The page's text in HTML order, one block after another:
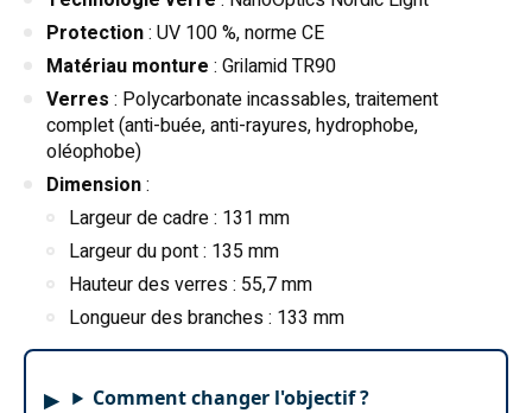
Protection: UV 100 %, norme CE
Matériau monture : Grilamid TR90
Verres : Polycarbonate incassables, traitement
complet (anti-buée, anti-rayures, hydrophobe,
oléophobe)
Dimension:
Largeur de cadre : 131 mm
Largeur du pont : 135 mm
Hauteur des verres : 55,7 mm
Longueur des branches : 133 mm
Comment changer l'objectif ?